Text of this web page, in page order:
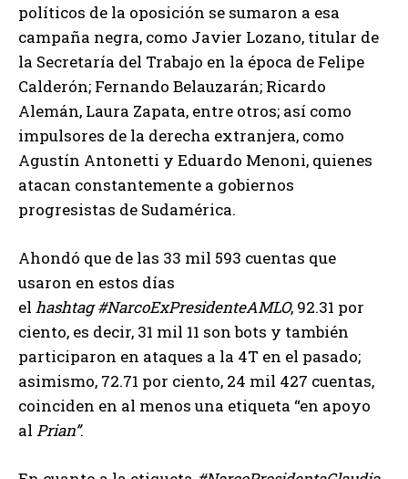
políticos de la oposición se sumaron a esa
campaña negra, como Javier Lozano, titular de
la Secretaría del Trabajo en la época de Felipe
Calderón; Fernando Belauzarán; Ricardo
Alemán, Laura Zapata, entre otros; así como
impulsores de la derecha extranjera, como
Agustín Antonetti y Eduardo Menoni, quienes
atacan constantemente a gobiernos
progresistas de Sudamérica.
Ahondó que de las 33 mil 593 cuentas que
usaron en estos días
el hashtag #NarcoExPresidenteAMLO, 92.31 por
ciento, es decir, 31 mil 11 son bots y también
participaron en ataques a la 4T en el pasado;
asimismo, 72.71 por ciento, 24 mil 427 cuentas,
coinciden en al menos una etiqueta “en apoyo
al Prian”.